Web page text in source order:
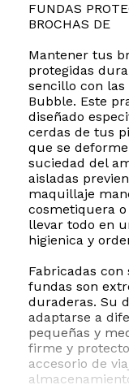
FUNDAS
BROCHAS DE
Mantener tus
protegidas
sencillo con
Bubble. Este
diseñado
cerdas de tus
que se
suciedad del
aisladas
maquillaje
cosmetiquera
llevar todo en
higienica y
Fabricadas
fundas son
duraderas. Su
adaptarse a
pequeñas y
firme y
accesorio de